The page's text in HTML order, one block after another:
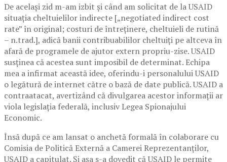
De același zid m-am izbit și când am solicitat de la USAID
situația cheltuielilor indirecte [„negotiated indirect cost
rate” în original; costuri de întreținere, cheltuieli de rutină
– n.trad.], adică banii contribuabililor cheltuiți pe altceva în
afară de programele de ajutor extern propriu-zise. USAID
susținea că acestea sunt imposibil de determinat. Echipa
mea a infirmat această idee, oferindu-i personalului USAID
o legătură de internet către o bază de date publică. USAID a
contraatacat, avertizând că divulgarea acestor informații ar
viola legislația federală, inclusiv Legea Spionajului
Economic.
Însă după ce am lansat o anchetă formală în colaborare cu
Comisia de Politică Externă a Camerei Reprezentanților,
USAID a capitulat. Și așa s-a dovedit că USAID le permite